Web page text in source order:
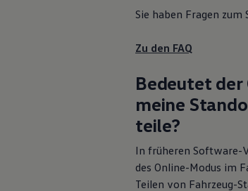
Software Updates
Service und Ersatzteile
Reparaturen und Checks
Pannen- und Unfallhilfe
Economy Service
Volkswagen Teile
Modellspezifisches Zubehör
Schutz und Pflege
Entertainment und Elektronik
Individualisieren
Sie haben Fragen
Zu den FAQ
Bedeutet der
meine
teile?
In früheren Software-
des Online-Modus im
Teilen von Fahrzeug-